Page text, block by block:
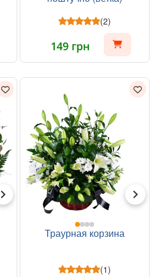
(2)
149 грн
Траурная корзина
(1)